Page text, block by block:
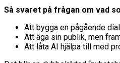
Så svaret på frågan om vad
Att bygga en pågående
Att äga sin publik, men
Att låta AI hjälpa till med